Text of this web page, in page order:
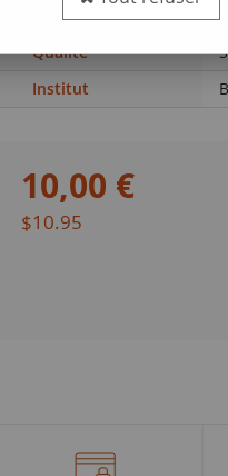
Qualité
Institut
10,00 €
$10.95